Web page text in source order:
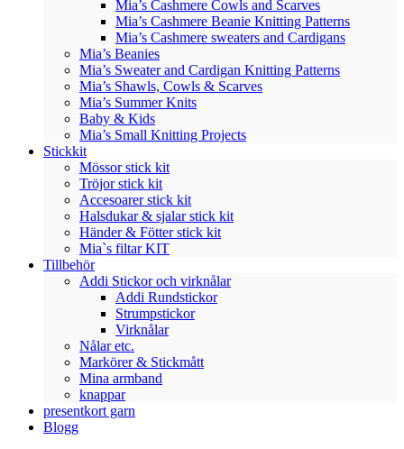
Mia’s Cashmere Cowls and Scarves
Mia’s Cashmere Beanie Knitting Patterns
Mia’s Cashmere sweaters and Cardigans
Mia’s Beanies
Mia’s Sweater and Cardigan Knitting Patterns
Mia’s Shawls, Cowls & Scarves
Mia’s Summer Knits
Baby & Kids
Mia’s Small Knitting Projects
Stickkit
Mössor stick kit
Tröjor stick kit
Accesoarer stick kit
Halsdukar & sjalar stick kit
Händer & Fötter stick kit
Mia`s filtar KIT
Tillbehör
Addi Stickor och virknålar
Addi Rundstickor
Strumpstickor
Virknålar
Nålar etc.
Markörer & Stickmått
Mina armband
knappar
presentkort garn
Blogg